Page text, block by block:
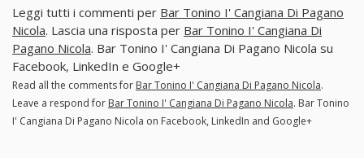
Leggi tutti i commenti per Bar Tonino I' Cangiana Di Pagano
Nicola. Lascia una risposta per Bar Tonino I' Cangiana Di
Pagano Nicola. Bar Tonino I' Cangiana Di Pagano Nicola su
Facebook, LinkedIn e Google+
Read all the comments for Bar Tonino I' Cangiana Di Pagano Nicola.
Leave a respond for Bar Tonino I' Cangiana Di Pagano Nicola. Bar Tonino
I' Cangiana Di Pagano Nicola on Facebook, LinkedIn and Google+